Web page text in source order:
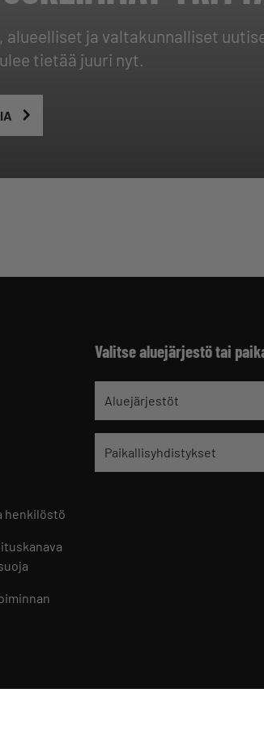
alueelliset ja valtakunnalliset
tietää juuri nyt.
henkilöstö
Valitse aluejärjestö tai
Aluejärjestöt
Paikallisyhdistykset